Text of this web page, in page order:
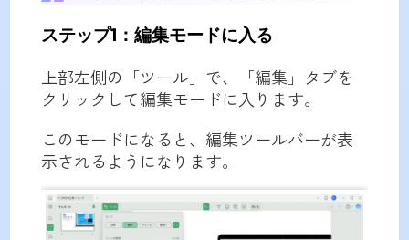
ステップ1：編集モードに入る
上部左側の「ツール」で、「編集」タブを
クリックして編集モードに入ります。
このモードになると、編集ツールバーが表
示されるようになります。